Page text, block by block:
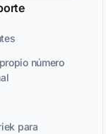
número
para